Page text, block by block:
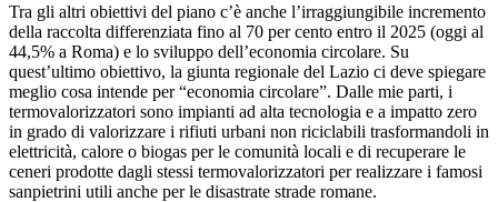
Tra gli altri obiettivi del piano c’è anche l’irraggiungibile incremento
della raccolta differenziata fino al 70 per cento entro il 2025 (oggi al
44,5% a Roma) e lo sviluppo dell’economia circolare. Su
quest’ultimo obiettivo, la giunta regionale del Lazio ci deve spiegare
meglio cosa intende per “economia circolare”. Dalle mie parti, i
termovalorizzatori sono impianti ad alta tecnologia e a impatto zero
in grado di valorizzare i rifiuti urbani non riciclabili trasformandoli in
elettricità, calore o biogas per le comunità locali e di recuperare le
ceneri prodotte dagli stessi termovalorizzatori per realizzare i famosi
sanpietrini utili anche per le disastrate strade romane.